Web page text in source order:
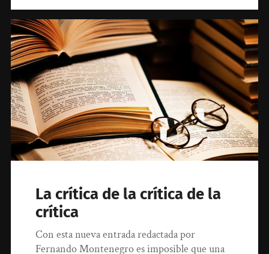
La crítica de la crítica de la
crítica
Con esta nueva entrada redactada por
Fernando Montenegro es imposible que una